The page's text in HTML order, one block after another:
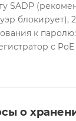
SADP
блокирует),
к
с
о